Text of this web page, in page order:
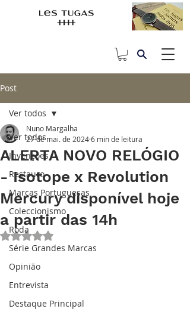
Post
Ver todos
Invenções
Restauro
Marcas Portuguesas
Coleccionismo
Roda
Série Grandes Marcas
Opinião
Entrevista
Destaque Principal
Ver todos
ALERTA NOVO RELÓGIO
- Isotope x Revolution
Mercury disponível hoje
a partir das 14h
Nuno Margalha
27 de mai. de 20246 min de leitura
Avaliado com NaN de 5 estrelas.